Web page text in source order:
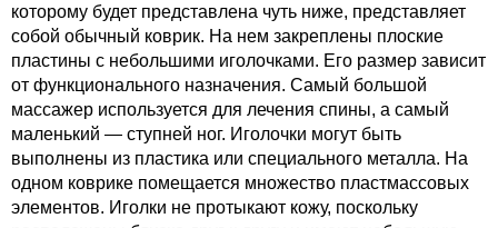
которому будет представлена чуть ниже, представляет
собой обычный коврик. На нем закреплены плоские
пластины с небольшими иголочками. Его размер зависит
от функционального назначения. Самый большой
массажер используется для лечения спины, а самый
маленький — ступней ног. Иголочки могут быть
выполнены из пластика или специального металла. На
одном коврике помещается множество пластмассовых
элементов. Иголки не протыкают кожу, поскольку